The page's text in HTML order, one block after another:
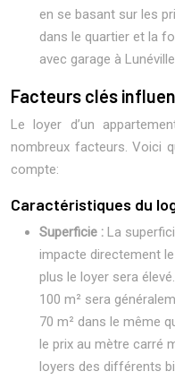
en se basant sur les
dans le quartier et la
avec garage à
Facteurs clés
Le loyer d’un
nombreux facteurs. Voici
compte:
Caractéristiques du
Superficie : La
impacte directement
plus le loyer sera
100 m² sera
70 m² dans le même
le prix au mètre carré
loyers des différents